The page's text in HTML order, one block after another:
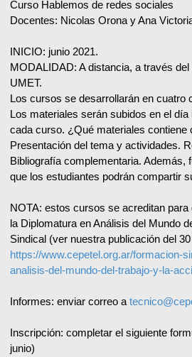
Curso Hablemos de redes sociales
Docentes: Nicolas Orona y Ana
INICIO: junio 2021.
MODALIDAD: A distancia, a través
UMET.
Los cursos se desarrollarán en cuatro
Los materiales serán subidos en el día
cada curso. ¿Qué materiales contiene
Presentación del tema y actividades.
Bibliografía complementaria. Además,
que los estudiantes podrán compartir
NOTA: estos cursos se acreditan
la Diplomatura en Análisis del Mundo
Sindical (ver nuestra publicación del
https://www.cepetel.org.ar/formacion-
analisis-del-mundo-del-trabajo-y-la-
Informes: enviar correo a
Inscripción: completar el siguiente
junio)